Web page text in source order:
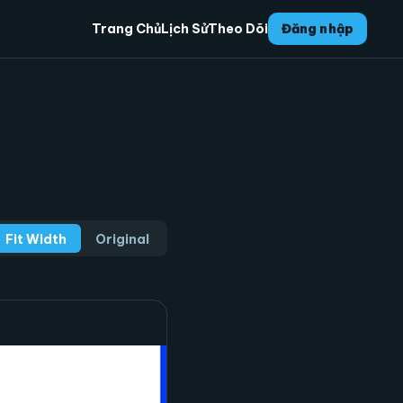
Trang ChủLịch SửTheo Dõi Đăng nhập
Fit Width Original